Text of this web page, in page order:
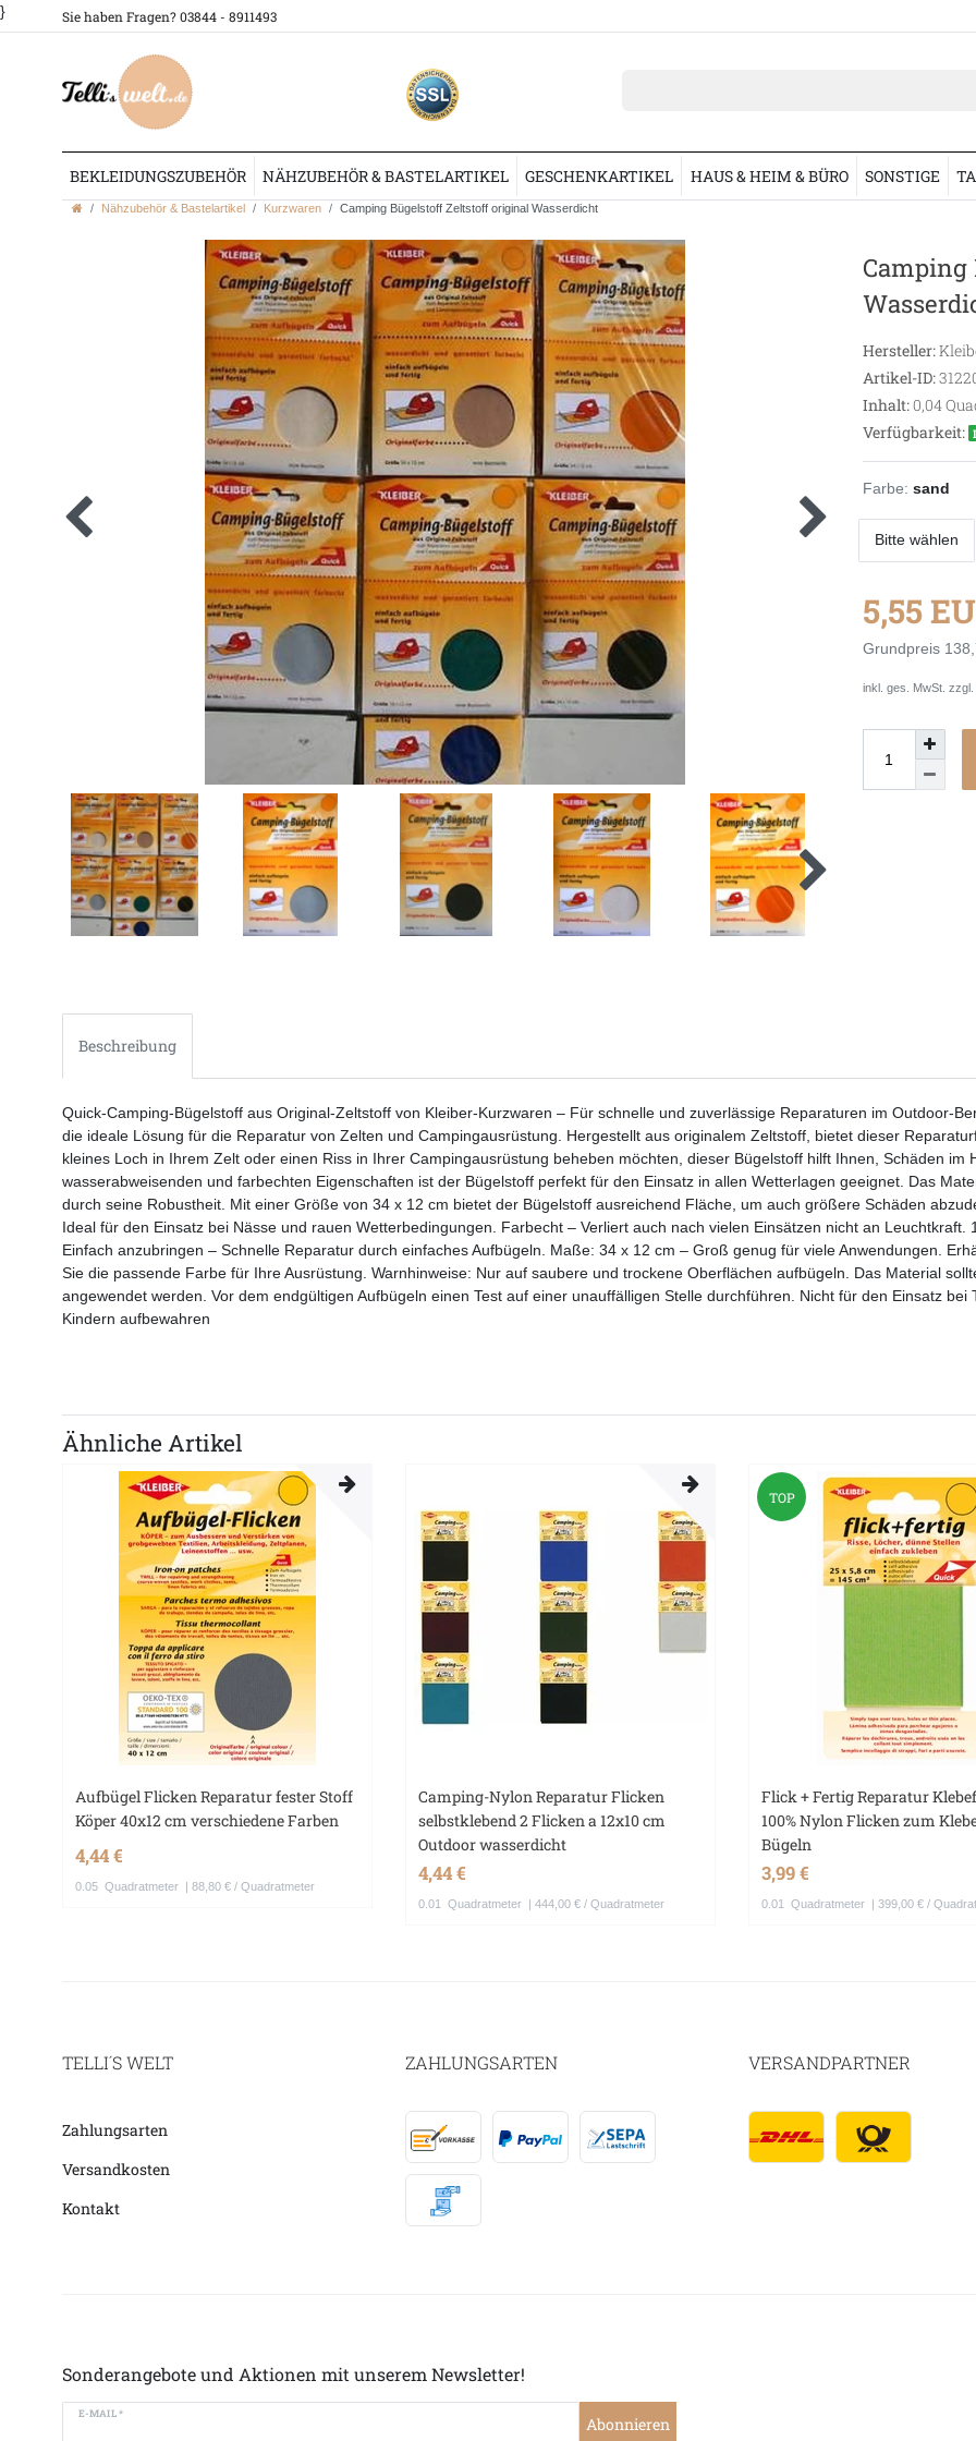
} Sie haben Fragen? 03844 - 8911493
BEKLEIDUNGSZUBEHÖR NÄHZUBEHÖR & BASTELARTIKEL GESCHENKARTIKEL HAUS & HEIM & BÜRO SONSTIGE
Nähzubehör & Bastelartikel Kurzwaren Camping Bügelstoff Zeltstoff original Wasserdicht
Hersteller:
Artikel-ID:
Inhalt:0,04
Verfügbarkeit:
Farbe: sand
Bitte wählen
5,55
Grundpreis
inkl. ges. MwSt. zzgl.
Beschreibung
Quick-Camping-Bügelstoff aus Original-Zeltstoff von Kleiber-Kurzwaren – Für schnelle und zuverlässige Reparaturen im Outdoor-
die ideale Lösung für die Reparatur von Zelten und Campingausrüstung. Hergestellt aus originalem Zeltstoff, bietet dieser
kleines Loch in Ihrem Zelt oder einen Riss in Ihrer Campingausrüstung beheben möchten, dieser Bügelstoff hilft Ihnen, Schäden
wasserabweisenden und farbechten Eigenschaften ist der Bügelstoff perfekt für den Einsatz in allen Wetterlagen geeignet. Das
durch seine Robustheit. Mit einer Größe von 34 x 12 cm bietet der Bügelstoff ausreichend Fläche, um auch größere Schäden
Ideal für den Einsatz bei Nässe und rauen Wetterbedingungen. Farbecht – Verliert auch nach vielen Einsätzen nicht an Leuchtkraft.
Einfach anzubringen – Schnelle Reparatur durch einfaches Aufbügeln. Maße: 34 x 12 cm – Groß genug für viele Anwendungen.
Sie die passende Farbe für Ihre Ausrüstung. Warnhinweise: Nur auf saubere und trockene Oberflächen aufbügeln. Das Material
angewendet werden. Vor dem endgültigen Aufbügeln einen Test auf einer unauffälligen Stelle durchführen. Nicht für den Einsatz
Kindern aufbewahren
Ähnliche Artikel
Aufbügel Flicken Reparatur fester Stoff
Köper 40x12 cm verschiedene Farben
4,44 €
0.05 Quadratmeter | 88,80 € / Quadratmeter
Camping-Nylon Reparatur Flicken
selbstklebend 2 Flicken a 12x10 cm
Outdoor wasserdicht
4,44 €
0.01 Quadratmeter | 444,00 € / Quadratmeter
TOP
Flick + Fertig Reparatur
100% Nylon Flicken zum
Bügeln
3,99 €
0.01 Quadratmeter | 399,00 € /
TELLI´S WELT
Zahlungsarten
Versandkosten
Kontakt
ZAHLUNGSARTEN VERSANDPARTNER
Sonderangebote und Aktionen mit unserem Newsletter!
E-MAIL *
Abonnieren